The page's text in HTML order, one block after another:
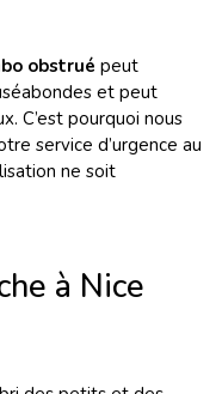
obstrué peut
et peut
C’est pourquoi nous
service d’urgence au
ne soit
à Nice